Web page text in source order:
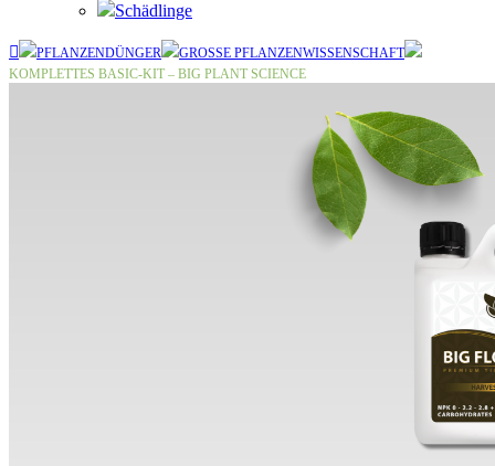
Schädlinge
PFLANZENDÜNGER
GROSSE PFLANZENWISSENSCHAFT
KOMPLETTES BASIC-KIT – BIG PLANT SCIENCE